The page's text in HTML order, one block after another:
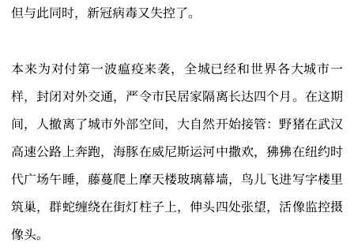
但与此同时，新冠病毒又失控了。
本来为对付第一波瘟疫来袭，全城已经和世界各大城市一
样，封闭对外交通，严令市民居家隔离长达四个月。在这期
间，人撤离了城市外部空间，大自然开始接管：野猪在武汉
高速公路上奔跑，海豚在威尼斯运河中撒欢，狒狒在纽约时
代广场午睡，藤蔓爬上摩天楼玻璃幕墙，鸟儿飞进写字楼里
筑巢，群蛇缠绕在街灯柱子上，伸头四处张望，活像监控摄
像头。